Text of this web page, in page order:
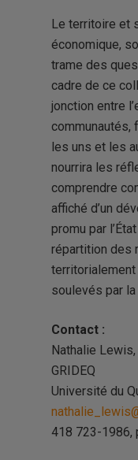
Le territoire et
économique,
trame des
cadre de ce
jonction entre
communautés,
les uns et les
nourrira les
comprendre
affiché d’un
promu par
répartition des
soulevés par la
Contact :
Nathalie
GRIDEQ
Université du
418 723-1986,